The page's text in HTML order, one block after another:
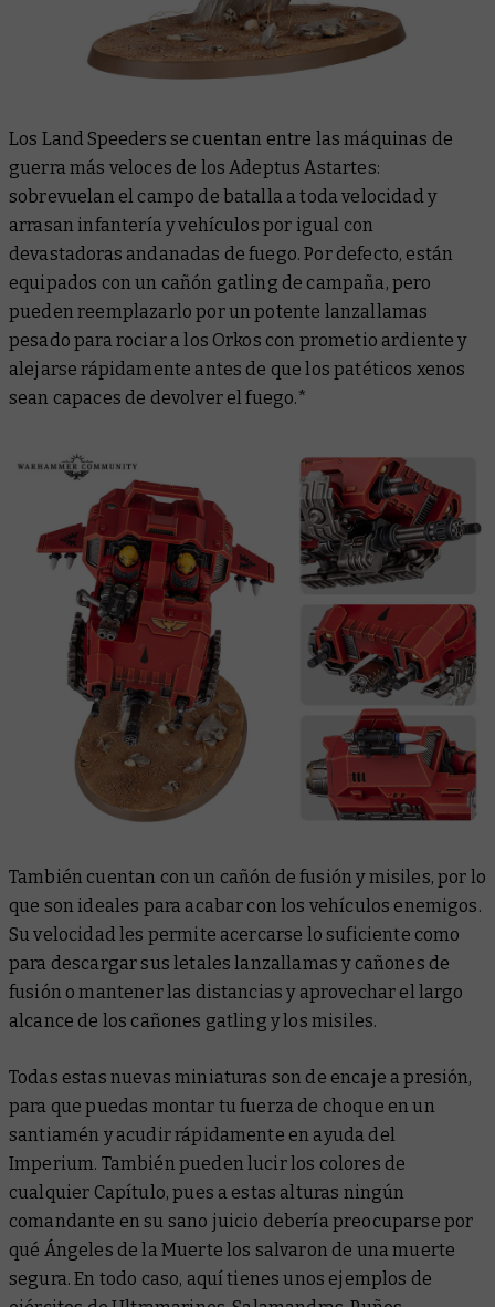
Los Land Speeders se cuentan entre las máquinas de
guerra más veloces de los Adeptus Astartes:
sobrevuelan el campo de batalla a toda velocidad y
arrasan infantería y vehículos por igual con
devastadoras andanadas de fuego. Por defecto, están
equipados con un cañón gatling de campaña, pero
pueden reemplazarlo por un potente lanzallamas
pesado para rociar a los Orkos con prometio ardiente y
alejarse rápidamente antes de que los patéticos xenos
sean capaces de devolver el fuego.*
También cuentan con un cañón de fusión y misiles, por lo
que son ideales para acabar con los vehículos enemigos.
Su velocidad les permite acercarse lo suficiente como
para descargar sus letales lanzallamas y cañones de
fusión o mantener las distancias y aprovechar el largo
alcance de los cañones gatling y los misiles.
Todas estas nuevas miniaturas son de encaje a presión,
para que puedas montar tu fuerza de choque en un
santiamén y acudir rápidamente en ayuda del
Imperium. También pueden lucir los colores de
cualquier Capítulo, pues a estas alturas ningún
comandante en su sano juicio debería preocuparse por
qué Ángeles de la Muerte los salvaron de una muerte
segura. En todo caso, aquí tienes unos ejemplos de